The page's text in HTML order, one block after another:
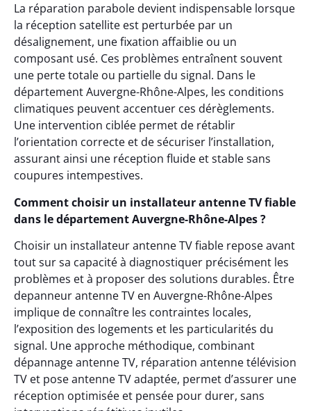
La réparation parabole devient indispensable lorsque
la réception satellite est perturbée par un
désalignement, une fixation affaiblie ou un
composant usé. Ces problèmes entraînent souvent
une perte totale ou partielle du signal. Dans le
département Auvergne-Rhône-Alpes, les conditions
climatiques peuvent accentuer ces dérèglements.
Une intervention ciblée permet de rétablir
l’orientation correcte et de sécuriser l’installation,
assurant ainsi une réception fluide et stable sans
coupures intempestives.
Comment choisir un installateur antenne TV fiable
dans le département Auvergne-Rhône-Alpes ?
Choisir un installateur antenne TV fiable repose avant
tout sur sa capacité à diagnostiquer précisément les
problèmes et à proposer des solutions durables. Être
depanneur antenne TV en Auvergne-Rhône-Alpes
implique de connaître les contraintes locales,
l’exposition des logements et les particularités du
signal. Une approche méthodique, combinant
dépannage antenne TV, réparation antenne télévision
TV et pose antenne TV adaptée, permet d’assurer une
réception optimisée et pensée pour durer, sans